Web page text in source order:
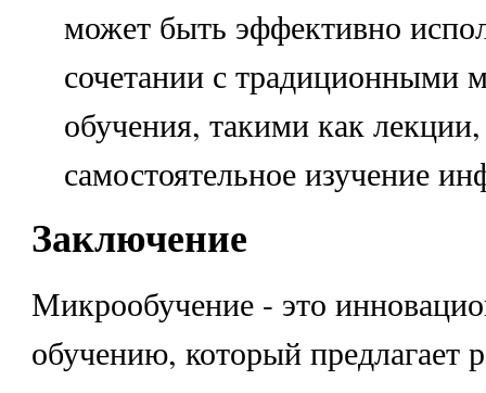
может быть эффективно
сочетании с традиционными
обучения, такими как
самостоятельное изучение
Заключение
Микрообучение - это
обучению, который предлагает